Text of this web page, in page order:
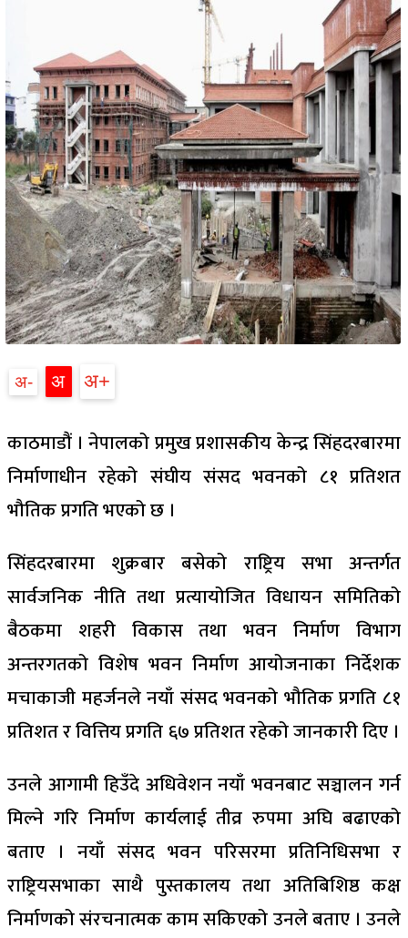
अ अ अ
काठमाडौं । नेपालको प्रमुख प्रशासकीय केन्द्र सिंहदरबारमा
निर्माणाधीन रहेको संघीय संसद भवनको ८१ प्रतिशत
भौतिक प्रगति भएको छ ।
सिंहदरबारमा शुक्रबार बसेको राष्ट्रिय सभा अन्तर्गत
सार्वजनिक नीति तथा प्रत्यायोजित विधायन समितिको
बैठकमा शहरी विकास तथा भवन निर्माण विभाग
अन्तरगतको विशेष भवन निर्माण आयोजनाका निर्देशक
मचाकाजी महर्जनले नयाँ संसद भवनको भौतिक प्रगति ८१
प्रतिशत र वित्तिय प्रगति ६७ प्रतिशत रहेको जानकारी दिए ।
उनले आगामी हिउँदे अधिवेशन नयाँ भवनबाट सञ्चालन गर्न
मिल्ने गरि निर्माण कार्यलाई तीव्र रुपमा अघि बढाएको
बताए । नयाँ संसद भवन परिसरमा प्रतिनिधिसभा र
राष्ट्रियसभाका साथै पुस्तकालय तथा अतिबिशिष्ठ कक्ष
निर्माणको संरचनात्मक काम सकिएको उनले बताए । उनले